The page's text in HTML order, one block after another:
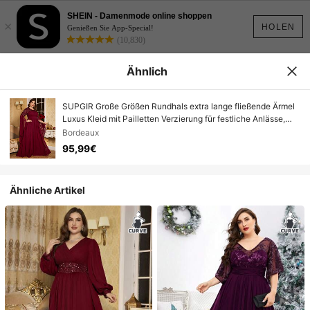
HOLEN
×
SHEIN - Damenmode online shoppen
Genießen Sie App-Special!
(10,830)
Ähnlich
SUPGIR Große Größen Rundhals extra lange fließende Ärmel
Luxus Kleid mit Pailletten Verzierung für festliche Anlässe,
Partykleid, Hochzeitsgast Kleid,Abendkleid
Bordeaux
95,99€
Ähnliche Artikel